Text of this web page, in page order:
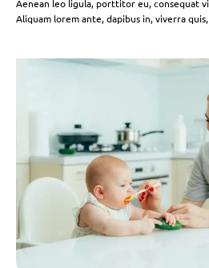
Aenean leo ligula, porttitor eu, consequat
Aliquam lorem ante, dapibus in, viverra